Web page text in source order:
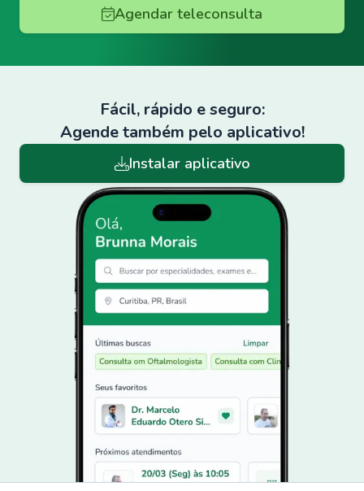
Agendar teleconsulta
Fácil, rápido e seguro:
Agende também pelo aplicativo!
Instalar aplicativo